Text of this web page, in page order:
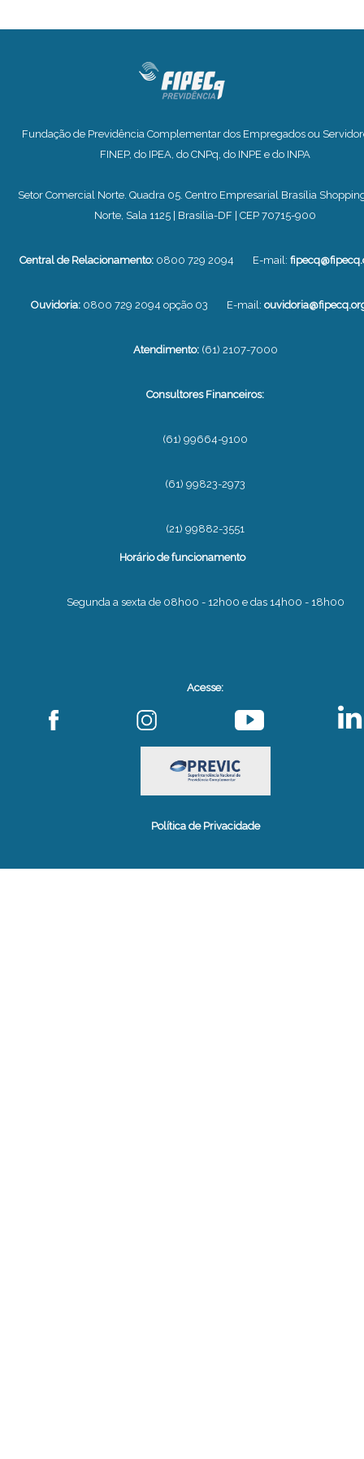
Fundação de Previdência Complementar dos Empregados ou
FINEP, do IPEA, do CNPq, do INPE e do INPA
Setor Comercial Norte. Quadra 05. Centro Empresarial Brasília
Norte, Sala 1125 | Brasilia-DF | CEP 70715-900
Central de Relacionamento: 0800 729 2094 E-mail:
Ouvidoria: 0800 729 2094 opção 03 E-mail:
Atendimento: (61) 2107-7000
Consultores Financeiros:
(61) 99664-9100
(61) 99823-2973
(21) 99882-3551
Horário de funcionamento
Segunda a sexta de 08h00 - 12h00 e das 14h00 - 18h00
Acesse:
Política de Privacidade